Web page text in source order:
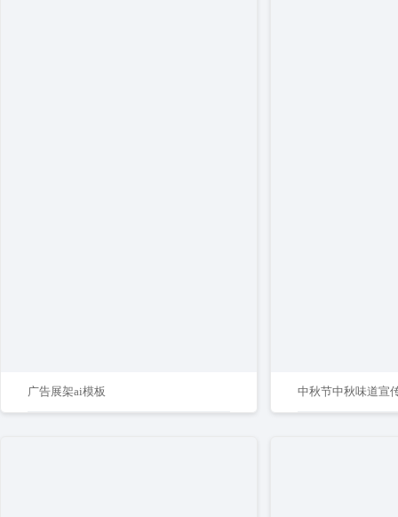
广告展架ai模板 中秋节中秋味道宣